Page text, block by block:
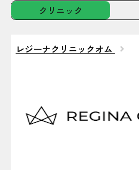
クリニック
レジーナクリニックオム